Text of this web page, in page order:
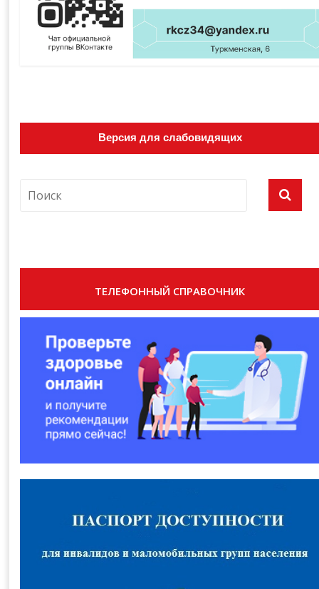
Версия для слабовидящих
ТЕЛЕФОННЫЙ СПРАВОЧНИК